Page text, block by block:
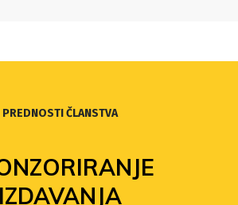
PREDNOSTI ČLANSTVA
IZDAVANJA